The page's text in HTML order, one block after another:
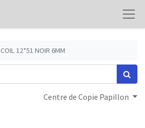
COIL 12*51 NOIR 6MM
Centre de Copie Papillon